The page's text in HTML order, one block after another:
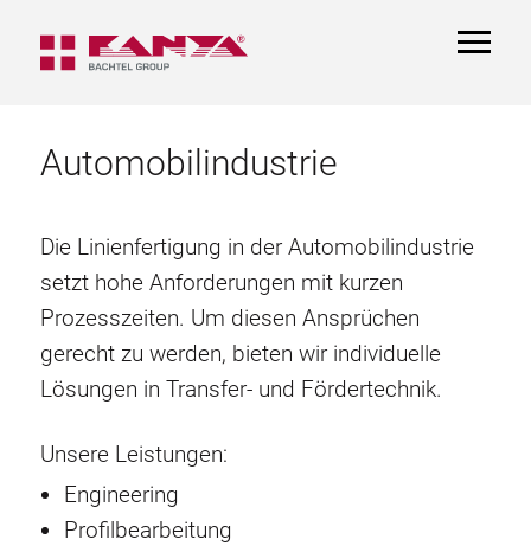
Automobilindustrie
Die Linienfertigung in der Automobilindustrie
setzt hohe Anforderungen mit kurzen
Prozesszeiten. Um diesen Ansprüchen
gerecht zu werden, bieten wir individuelle
Lösungen in Transfer- und Fördertechnik.
Unsere Leistungen:
Engineering
Profilbearbeitung